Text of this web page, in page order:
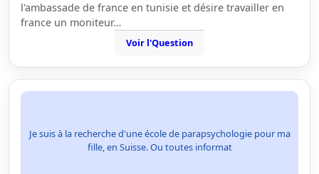
l'ambassade de france en tunisie et désire travailler en
france un moniteur…
Voir l'Question
Je suis à la recherche d'une école de parapsychologie pour ma
fille, en Suisse. Ou toutes informat